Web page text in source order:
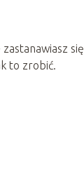
to zrobić.